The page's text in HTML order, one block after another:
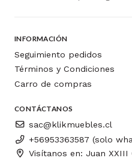
INFORMACIÓN
Seguimiento pedidos
Términos y Condiciones
Carro de compras
CONTÁCTANOS
sac@klikmuebles.cl
+56953363587 (solo
Visítanos en: Juan XXIII